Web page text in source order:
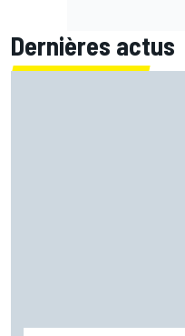
Dernières actus